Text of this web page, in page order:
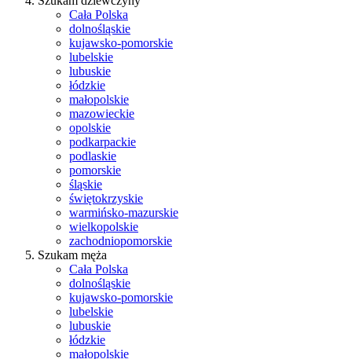
Cała Polska
dolnośląskie
kujawsko-pomorskie
lubelskie
lubuskie
łódzkie
małopolskie
mazowieckie
opolskie
podkarpackie
podlaskie
pomorskie
śląskie
świętokrzyskie
warmińsko-mazurskie
wielkopolskie
zachodniopomorskie
Szukam męża
Cała Polska
dolnośląskie
kujawsko-pomorskie
lubelskie
lubuskie
łódzkie
małopolskie